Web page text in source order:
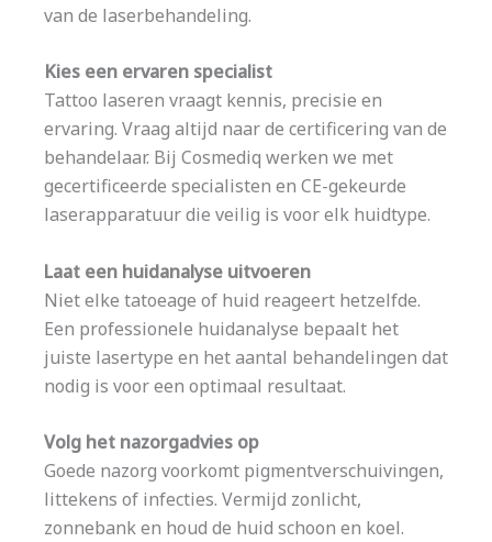
van de laserbehandeling.
Kies een ervaren specialist
Tattoo laseren vraagt kennis, precisie en
ervaring. Vraag altijd naar de certificering van de
behandelaar. Bij Cosmediq werken we met
gecertificeerde specialisten en CE-gekeurde
laserapparatuur die veilig is voor elk huidtype.
Laat een huidanalyse uitvoeren
Niet elke tatoeage of huid reageert hetzelfde.
Een professionele huidanalyse bepaalt het
juiste lasertype en het aantal behandelingen dat
nodig is voor een optimaal resultaat.
Volg het nazorgadvies op
Goede nazorg voorkomt pigmentverschuivingen,
littekens of infecties. Vermijd zonlicht,
zonnebank en houd de huid schoon en koel.